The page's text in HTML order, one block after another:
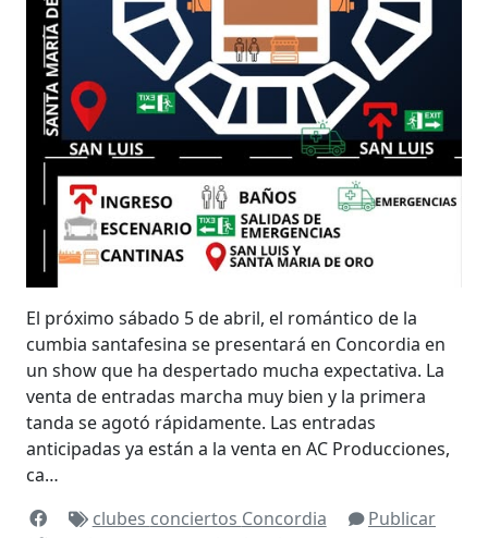
El próximo sábado 5 de abril, el romántico de la
cumbia santafesina se presentará en Concordia en
un show que ha despertado mucha expectativa. La
venta de entradas marcha muy bien y la primera
tanda se agotó rápidamente. Las entradas
anticipadas ya están a la venta en AC Producciones,
ca…
clubes conciertos Concordia
Publicar